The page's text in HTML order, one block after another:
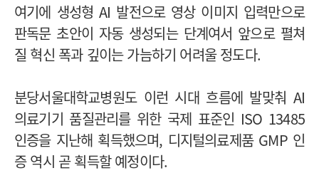
여기에 생성형 AI 발전으로 영상 이미지 입력만으로
판독문 초안이 자동 생성되는 단계여서 앞으로 펼쳐
질 혁신 폭과 깊이는 가늠하기 어려울 정도다.
분당서울대학교병원도 이런 시대 흐름에 발맞춰 AI
의료기기 품질관리를 위한 국제 표준인 ISO 13485
인증을 지난해 획득했으며, 디지털의료제품 GMP 인
증 역시 곧 획득할 예정이다.